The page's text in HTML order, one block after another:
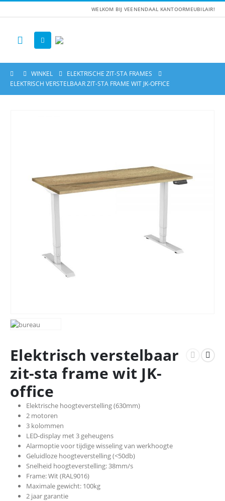
WELKOM BIJ VEENENDAAL KANTOORMEUBILAIR!
WINKEL
ELEKTRISCHE ZIT-STA FRAMES
ELEKTRISCH VERSTELBAAR ZIT-STA FRAME WIT JK-OFFICE
Elektrisch verstelbaar
zit-sta frame wit JK-
office
Elektrische hoogteverstelling (630mm)
2 motoren
3 kolommen
LED-display met 3 geheugens
Alarmoptie voor tijdige wisseling van werkhoogte
Geluidloze hoogteverstelling (<50db)
Snelheid hoogteverstelling: 38mm/s
Frame: Wit (RAL9016)
Maximale gewicht: 100kg
2 jaar garantie